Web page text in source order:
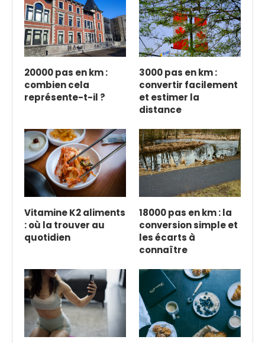
20000 pas en km :
combien cela
représente-t-il ?
3000 pas en km :
convertir facilement
et estimer la
distance
Vitamine K2 aliments
: où la trouver au
quotidien
18000 pas en km : la
conversion simple et
les écarts à
connaître